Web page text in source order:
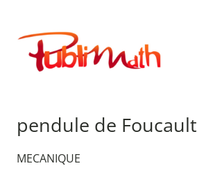
contenu
Publimath
pendule de Foucault
MECANIQUE